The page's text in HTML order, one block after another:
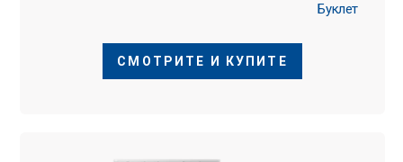
Буклет
СМОТРИТЕ И КУПИТЕ